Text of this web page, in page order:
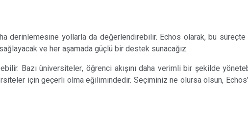
derinlemesine yollarla da değerlendirebilir. Echos olarak, bu süreçte
ve her aşamada güçlü bir destek sunacağız.
Bazı üniversiteler, öğrenci akışını daha verimli bir şekilde
için geçerli olma eğilimindedir. Seçiminiz ne olursa olsun,